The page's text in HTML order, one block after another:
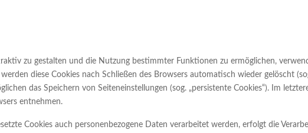
zu gestalten und die Nutzung bestimmter Funktionen zu ermöglichen,
diese Cookies nach Schließen des Browsers automatisch wieder gelöscht
das Speichern von Seiteneinstellungen (sog. „persistente Cookies“). Im
entnehmen.
Cookies auch personenbezogene Daten verarbeitet werden, erfolgt die